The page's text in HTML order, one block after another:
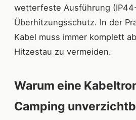
wetterfeste Ausführung
Überhitzungsschutz. In der
Kabel muss immer komplett
Hitzestau zu vermeiden.
Warum eine
Camping